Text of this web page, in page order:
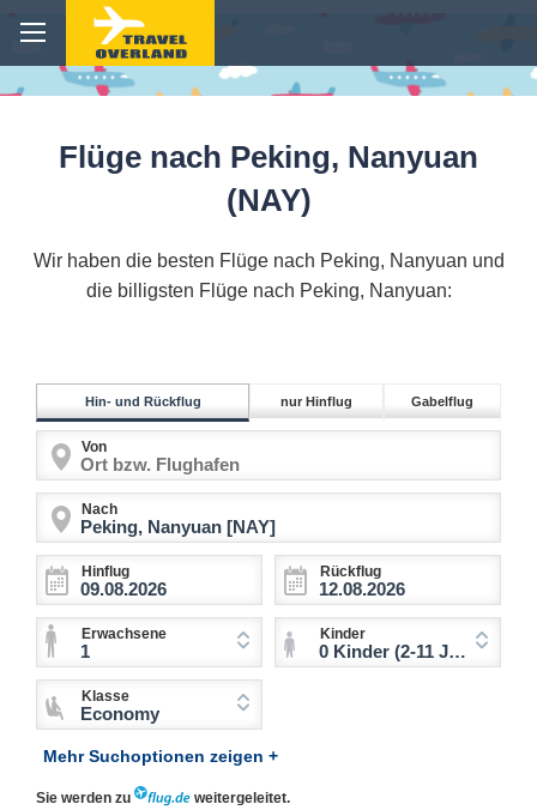
Flüge nach Peking, Nanyuan
(NAY)
Wir haben die besten Flüge nach Peking, Nanyuan und
die billigsten Flüge nach Peking, Nanyuan:
Hin- und Rückflug nur Hinflug Gabelflug
Von
Nach
Hinflug Rückflug
Erwachsene
1
Kinder
0 Kinder (2-11 Jahre)
Klasse
Economy
Mehr Suchoptionen zeigen +
Sie werden zu weitergeleitet.